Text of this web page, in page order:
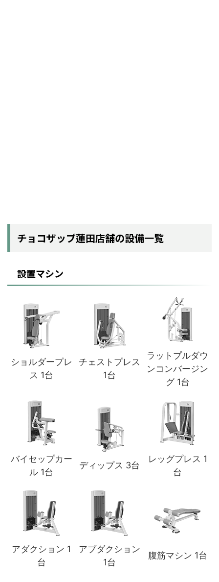
チョコザップ蓮田店舗の設備一覧
設置マシン
ショルダープレ
ス 1台
チェストプレス
1台
ラットプルダウ
ンコンバージン
グ 1台
バイセップカー
ル 1台
ディップス 3台
レッグプレス 1
台
アダクション 1
台
アブダクション
1台
腹筋マシン 1台